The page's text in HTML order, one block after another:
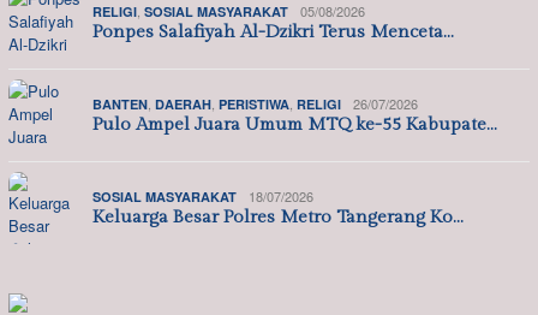
RELIGI, SOSIAL MASYARAKAT 05/08/2026
Ponpes Salafiyah Al-Dzikri Terus Menceta…
BANTEN, DAERAH, PERISTIWA, RELIGI 26/07/2026
Pulo Ampel Juara Umum MTQ ke-55 Kabupate…
SOSIAL MASYARAKAT 18/07/2026
Keluarga Besar Polres Metro Tangerang Ko…